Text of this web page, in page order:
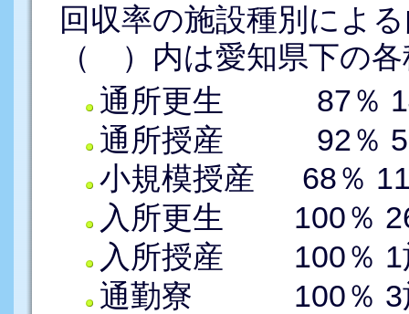
回収率の施設種別によ
（ ）内は愛知県下の
通所更生 87％ 14
通所授産 92％ 58
小規模授産 68％ 11
入所更生 100％
入所授産 100％ 1
通勤寮 100％ 3